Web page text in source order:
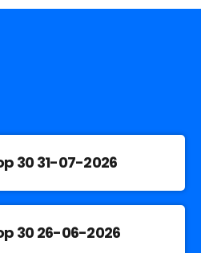
30 31-07-2026
30 26-06-2026